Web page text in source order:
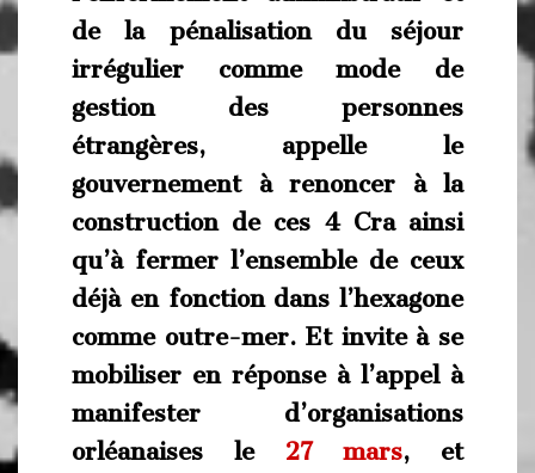
de la pénalisation du séjour
irrégulier comme mode de
gestion des personnes
étrangères, appelle le
gouvernement à renoncer à la
construction de ces 4 Cra ainsi
qu’à fermer l’ensemble de ceux
déjà en fonction dans l’hexagone
comme outre-mer. Et invite à se
mobiliser en réponse à l’appel à
manifester d’organisations
orléanaises le
27 mars, et